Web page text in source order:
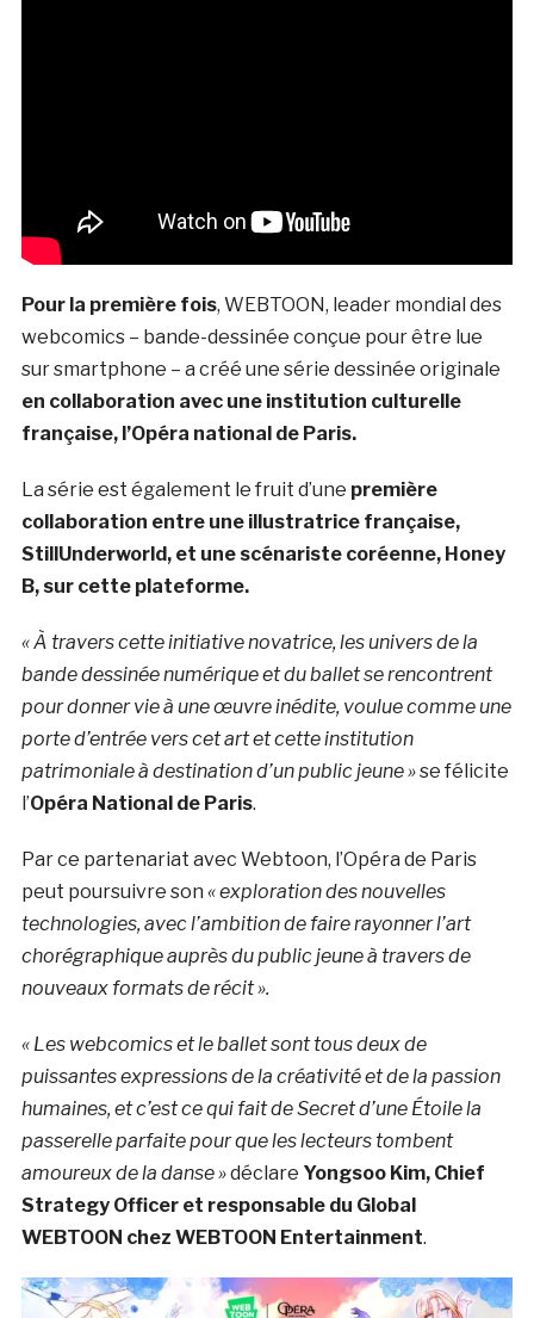
Pour la première fois, WEBTOON, leader mondial des
webcomics – bande-dessinée conçue pour être lue
sur smartphone – a créé une série dessinée originale
en collaboration avec une institution culturelle
française, l’Opéra national de Paris.
La série est également le fruit d’une première
collaboration entre une illustratrice française,
StillUnderworld, et une scénariste coréenne, Honey
B, sur cette plateforme.
« À travers cette initiative novatrice, les univers de la
bande dessinée numérique et du ballet se rencontrent
pour donner vie à une œuvre inédite, voulue comme une
porte d’entrée vers cet art et cette institution
patrimoniale à destination d’un public jeune »se félicite
l’Opéra National de Paris.
Par ce partenariat avec Webtoon, l’Opéra de Paris
peut poursuivre son « explorationdes nouvelles
technologies, avec l’ambition de faire rayonner l’art
chorégraphique auprès du public jeune à travers de
nouveaux formats de récit ».
« Les webcomics et le ballet sont tous deux de
puissantes expressions de la créativité et de la passion
humaines, et c’est ce qui fait de Secret d’une Étoile la
passerelle parfaite pour que les lecteurs tombent
amoureux de la danse »déclare Yongsoo Kim, Chief
Strategy Officer et responsable du Global
WEBTOON chez WEBTOON Entertainment.